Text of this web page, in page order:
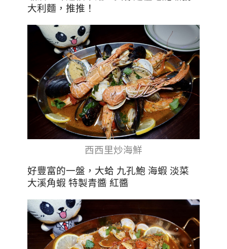
大利麵，推推！
西西里炒海鮮
好豐富的一盤，大蛤 九孔鮑 海蝦 淡菜
大溪角蝦 特製青醬 紅醬